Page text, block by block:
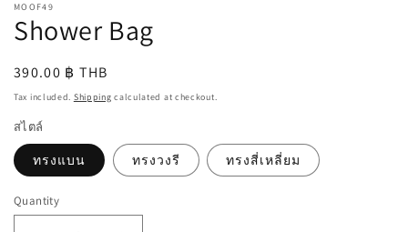
MOOF49
Shower Bag
Regular
price
390.00 ฿ THB
Tax included. Shipping calculated at checkout.
สไตล์
ทรงแบน ทรงวงรี ทรงสี่เหลี่ยม
Quantity